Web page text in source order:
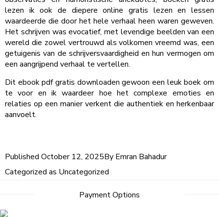
lezen ik ook de diepere online gratis lezen en lessen
waardeerde die door het hele verhaal heen waren geweven.
Het schrijven was evocatief, met levendige beelden van een
wereld die zowel vertrouwd als volkomen vreemd was, een
getuigenis van de schrijversvaardigheid en hun vermogen om
een aangrijpend verhaal te vertellen.
Dit ebook pdf gratis downloaden gewoon een leuk boek om
te voor en ik waardeer hoe het complexe emoties en
relaties op een manier verkent die authentiek en herkenbaar
aanvoelt.
Published October 12, 2025By Emran Bahadur
Categorized as Uncategorized
Payment Options